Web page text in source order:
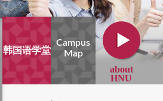
韩国语学堂
Campus
Map
about
HNU